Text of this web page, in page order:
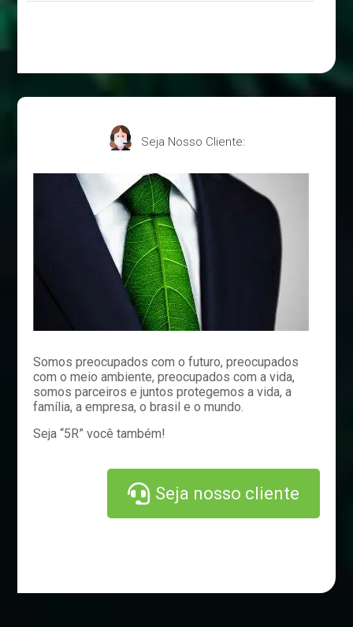
Seja Nosso Cliente:
Somos preocupados com o futuro, preocupados
com o meio ambiente, preocupados com a vida,
somos parceiros e juntos protegemos a vida, a
família, a empresa, o brasil e o mundo.
Seja “5R” você também!
Seja nosso cliente